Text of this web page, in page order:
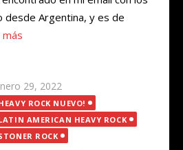
Argentina, y es de
29, 2022
ROCK NUEVO!
AMERICAN HEAVY ROCK
ROCK